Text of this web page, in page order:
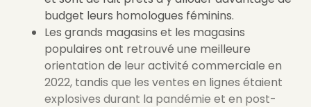
budget leurs homologues féminins.
Les grands magasins et les magasins
populaires ont retrouvé une meilleure
orientation de leur activité commerciale en
2022, tandis que les ventes en lignes étaient
explosives durant la pandémie et en post-